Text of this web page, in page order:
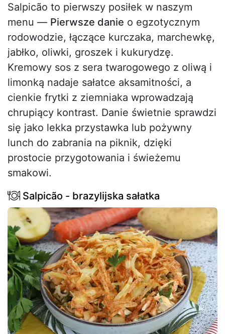
Salpicão to pierwszy posiłek w naszym
menu — Pierwsze danie o egzotycznym
rodowodzie, łączące kurczaka, marchewkę,
jabłko, oliwki, groszek i kukurydzę.
Kremowy sos z sera twarogowego z oliwą i
limonką nadaje sałatce aksamitności, a
cienkie frytki z ziemniaka wprowadzają
chrupiący kontrast. Danie świetnie sprawdzi
się jako lekka przystawka lub pożywny
lunch do zabrania na piknik, dzięki
prostocie przygotowania i świeżemu
smakowi.
Salpicão - brazylijska sałatka